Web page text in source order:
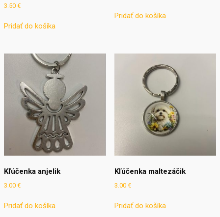
3.50 €
Pridať do košíka
Pridať do košíka
Kľúčenka anjelik
3.00 €
Pridať do košíka
Kľúčenka maltezáčik
3.00 €
Pridať do košíka